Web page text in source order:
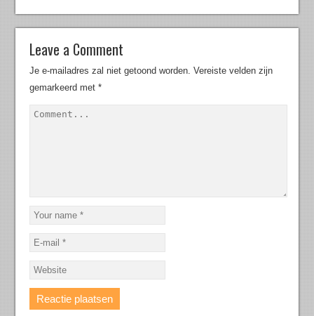
Leave a Comment
Je e-mailadres zal niet getoond worden. Vereiste velden zijn
gemarkeerd met*